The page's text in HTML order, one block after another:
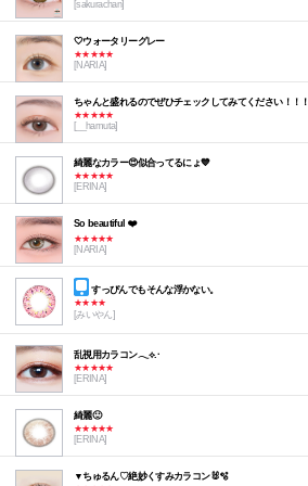
[sakurachan]
🤍ウォータリーグレー
★★★★★
[NARIA]
ちゃんと盛れるのでぜひチェックしてみてください！！！
★★★★★
[__hamuta]
綺麗なカラー😍似合ってるにょ💙
★★★★★
[ERINA]
So beautiful ❤️
★★★★★
[NARIA]
すっぴんでもそんな浮かない。
★★★★
[みいやん]
乱視用カラコン︎︎𓂃⟡.·
★★★★★
[ERINA]
綺麗🙂
★★★★★
[ERINA]
▼ちゅるん♡絶妙くすみカラコン🐰🫧